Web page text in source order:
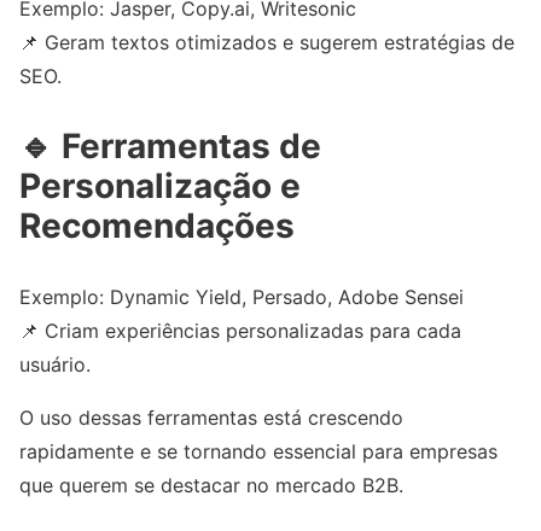
Exemplo: Jasper, Copy.ai, Writesonic
📌 Geram textos otimizados e sugerem estratégias de
SEO.
🔹 Ferramentas de
Personalização e
Recomendações
Exemplo: Dynamic Yield, Persado, Adobe Sensei
📌 Criam experiências personalizadas para cada
usuário.
O uso dessas ferramentas está crescendo
rapidamente e se tornando essencial para empresas
que querem se destacar no mercado B2B.